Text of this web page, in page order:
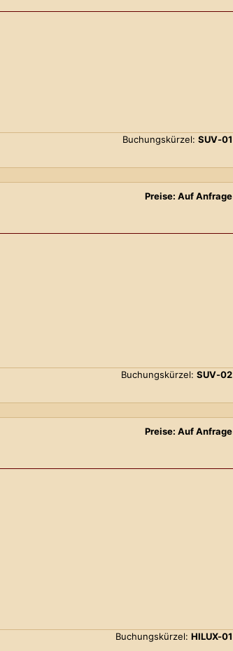
Buchungskürzel: SUV-01
Preise: Auf Anfrage
Buchungskürzel: SUV-02
Preise: Auf Anfrage
Buchungskürzel: HILUX-01